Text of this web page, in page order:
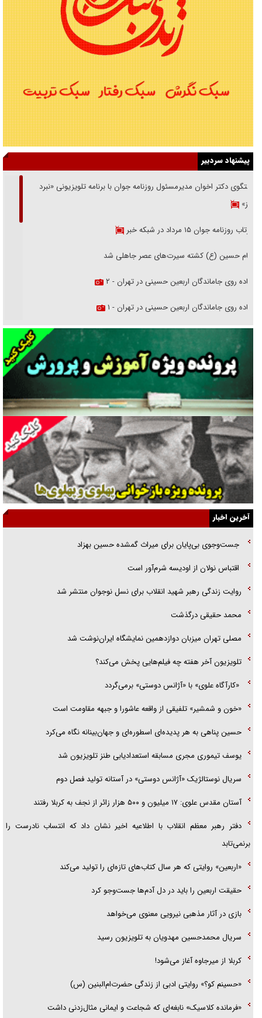
پیشنهاد سردبیر
گفتگوی دکتر اخوان مدیرمسئول روزنامه جوان با برنامه تلویزیونی «نبرد
هرمز»
بازتاب روزنامه جوان ۱۵ مرداد در شبکه خبر
امام حسین (ع) کشته سیرت‌های عصر جاهلی شد
پیاده روی جاماندگان اربعین حسینی در تهران - ۲
پیاده روی جاماندگان اربعین حسینی در تهران - ۱
فریاد‌ها و ناله‌های دوستان مبارزدلم را آتش می‌زد
تغییر رویه دشمن در ترور از شیخ فضل‌الله تا مصباح یزدی
خرید قسطی اولش خنده و آخرش گریه است!
فوتبال و آن «بالا»!
راهبرد غافلگیری با نسل جدید پهپاد‌ها
جنجال پزشکان تقلبی در صنعت زیبایی
یهودی‌ها در ادبیات داستانی اروپا؛ از شکسپیر تا دیکنز
گفت‌وگو با خواهر یکی از شهدای جنگ رمضان/ خواهرم فرمانده جهادی و
اهل خدمت بی‌منت بود
آخرین اخبار
جست‌وجوی بی‌پایان برای میراث گمشده حسین بهزاد
اقتباس نولان از اودیسه شرم‌آور است
روایت زندگی رهبر شهید انقلاب برای نسل نوجوان منتشر شد
محمد حقیقی درگذشت
مصلی تهران میزبان دوازدهمین نمایشگاه ایران‌نوشت شد
تلویزیون آخر هفته چه فیلم‌هایی پخش می‌کند؟
«کارآگاه علوی» با «آژانس دوستی» برمی‌گردد
«خون و شمشیر» تلفیقی از واقعه عاشورا و جبهه مقاومت است
حسین پناهی به هر پدیده‌ای اسطوره‌ای و جهان‌بینانه نگاه می‌کرد
یوسف تیموری مجری مسابقه استعدادیابی طنز تلویزیون شد
سریال نوستالژیک «آژانس دوستی» در آستانه تولید فصل دوم
آستان مقدس علوی: ۱۷ میلیون و ۵۰۰ هزار زائر از نجف به کربلا رفتند
دفتر رهبر معظم انقلاب با اطلاعیه اخیر نشان داد که انتساب نادرست را
برنمی‌تابد
«اربعین» روایتی که هر سال کتاب‌های تازه‌ای را تولید می‌کند
حقیقت اربعین را باید در دل آدم‌ها جست‌و‌جو کرد
بازی در آثار مذهبی نیرویی معنوی می‌خواهد
سریال محمدحسین مهدویان به تلویزیون رسید
کربلا از میرجاوه آغاز می‌شود!
«حسینم کو؟» روایتی ادبی از زندگی حضرت‌ام‌البنین (س)
«فرمانده کلاسیک» نابغه‌ای که شجاعت و ایمانی مثال‌زدنی داشت